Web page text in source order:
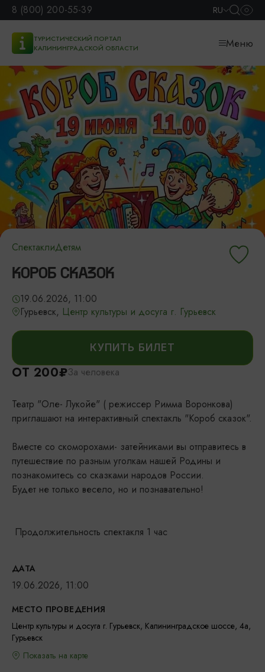
8 (800) 200-55-39 RU
ТУРИСТИЧЕСКИЙ ПОРТАЛ
КАЛИНИНГРАДСКОЙ ОБЛАСТИ
Меню
СпектаклиДетям
КОРОБ СКАЗОК
19.06.2026, 11:00
Гурьевск, Центр культуры и досуга г. Гурьевск
КУПИТЬ БИЛЕТ
ОТ 200₽За человека
Театр "Оле- Лукойе" ( режиссер Римма Воронкова)
приглашают на интерактивный спектакль "Короб сказок".
Вместе со скоморохами- затейниками вы отправитесь в
путешествие по разным уголкам нашей Родины и
познакомитесь со сказками народов России.
Будет не только весело, но и познавательно!
Продолжительность спектакля 1 час
ДАТА
19.06.2026, 11:00
МЕСТО ПРОВЕДЕНИЯ
Центр культуры и досуга г. Гурьевск, Калининградское шоссе, 4а,
Гурьевск
Показать на карте